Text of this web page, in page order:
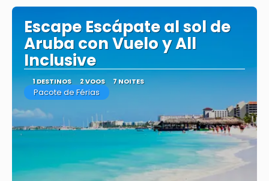
Escape Escápate al sol de
Aruba con Vuelo y All
Inclusive
1 DESTINOS 2 VOOS 7 NOITES
Pacote de Férias